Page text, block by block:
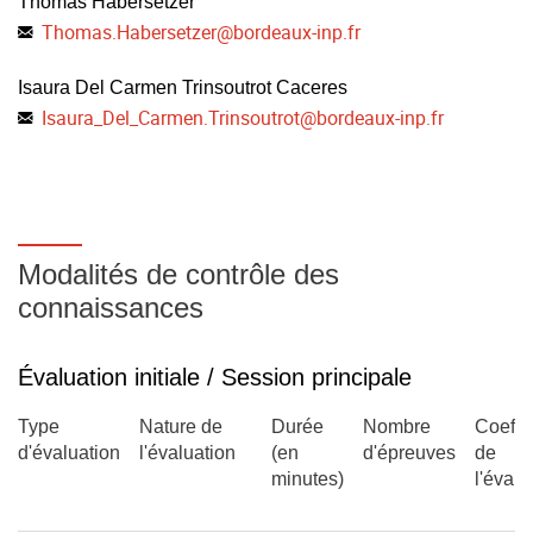
identifier des personnalités, révéler des talents
DEVELOPPER.
avec critiques et argumentations.
Partie 2 : Qualité produit
45-50h cours/TD)
Objectifs
Appréhender la démarche qualité dans l’entreprise des
Thomas.Habersetzer@bordeaux-inp.fr
Isaura Del Carmen Trinsoutrot Caceres
Isaura_Del_Carmen.Trinsoutrot@bordeaux-inp.fr
Modalités de contrôle des
connaissances
Évaluation initiale / Session principale
Type
d'évaluation
Nature de
l'évaluation
Durée
(en
minutes)
Nombre
d'épreuves
de